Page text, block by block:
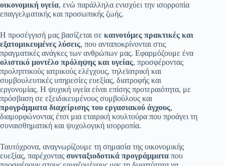
οικονομική υγεία, ενώ παράλληλα ενισχύει την ισορροπία
επαγγελματικής και προσωπικής ζωής.
Η προσέγγισή μας βασίζεται σε καινοτόμες πρακτικές και
εξατομικευμένες λύσεις, που ανταποκρίνονται στις
πραγματικές ανάγκες των ανθρώπων μας. Εφαρμόζουμε ένα
ολιστικό μοντέλο πρόληψης και υγείας, προσφέροντας
προληπτικούς ιατρικούς ελέγχους, τηλεϊατρική και
συμβουλευτικές υπηρεσίες ευεξίας, διατροφής και
εργονομίας. Η ψυχική υγεία είναι επίσης προτεραιότητα, με
πρόσβαση σε εξειδικευμένους συμβούλους και
προγράμματα διαχείρισης του εργασιακού άγχους,
διαμορφώνοντας έτσι μια εταιρική κουλτούρα που προάγει τη
συναισθηματική και ψυχολογική ισορροπία.
Ταυτόχρονα, αναγνωρίζουμε τη σημασία της οικονομικής
ευεξίας, παρέχοντας συνταξιοδοτικά προγράμματα που